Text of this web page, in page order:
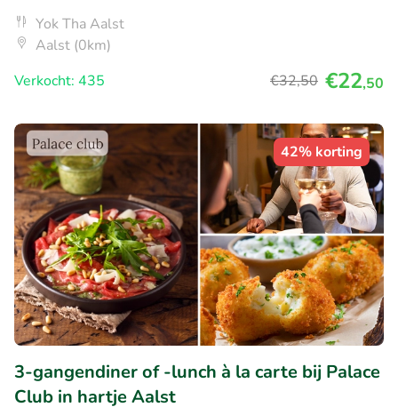
Yok Tha Aalst
Aalst (0km)
Verkocht: 435
€32,50 €22,50
42% korting
3-gangendiner of -lunch à la carte bij Palace
Club in hartje Aalst